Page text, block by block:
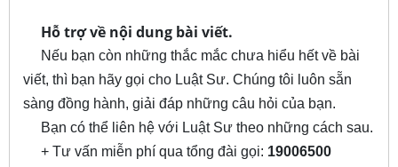
Hỗ trợ về nội dung bài viết.
Nếu bạn còn những thắc mắc chưa hiểu hết về bài
viết, thì bạn hãy gọi cho Luật Sư. Chúng tôi luôn sẵn
sàng đồng hành, giải đáp những câu hỏi của bạn.
Bạn có thể liên hệ với Luật Sư theo những cách sau.
+ Tư vấn miễn phí qua tổng đài gọi: 19006500